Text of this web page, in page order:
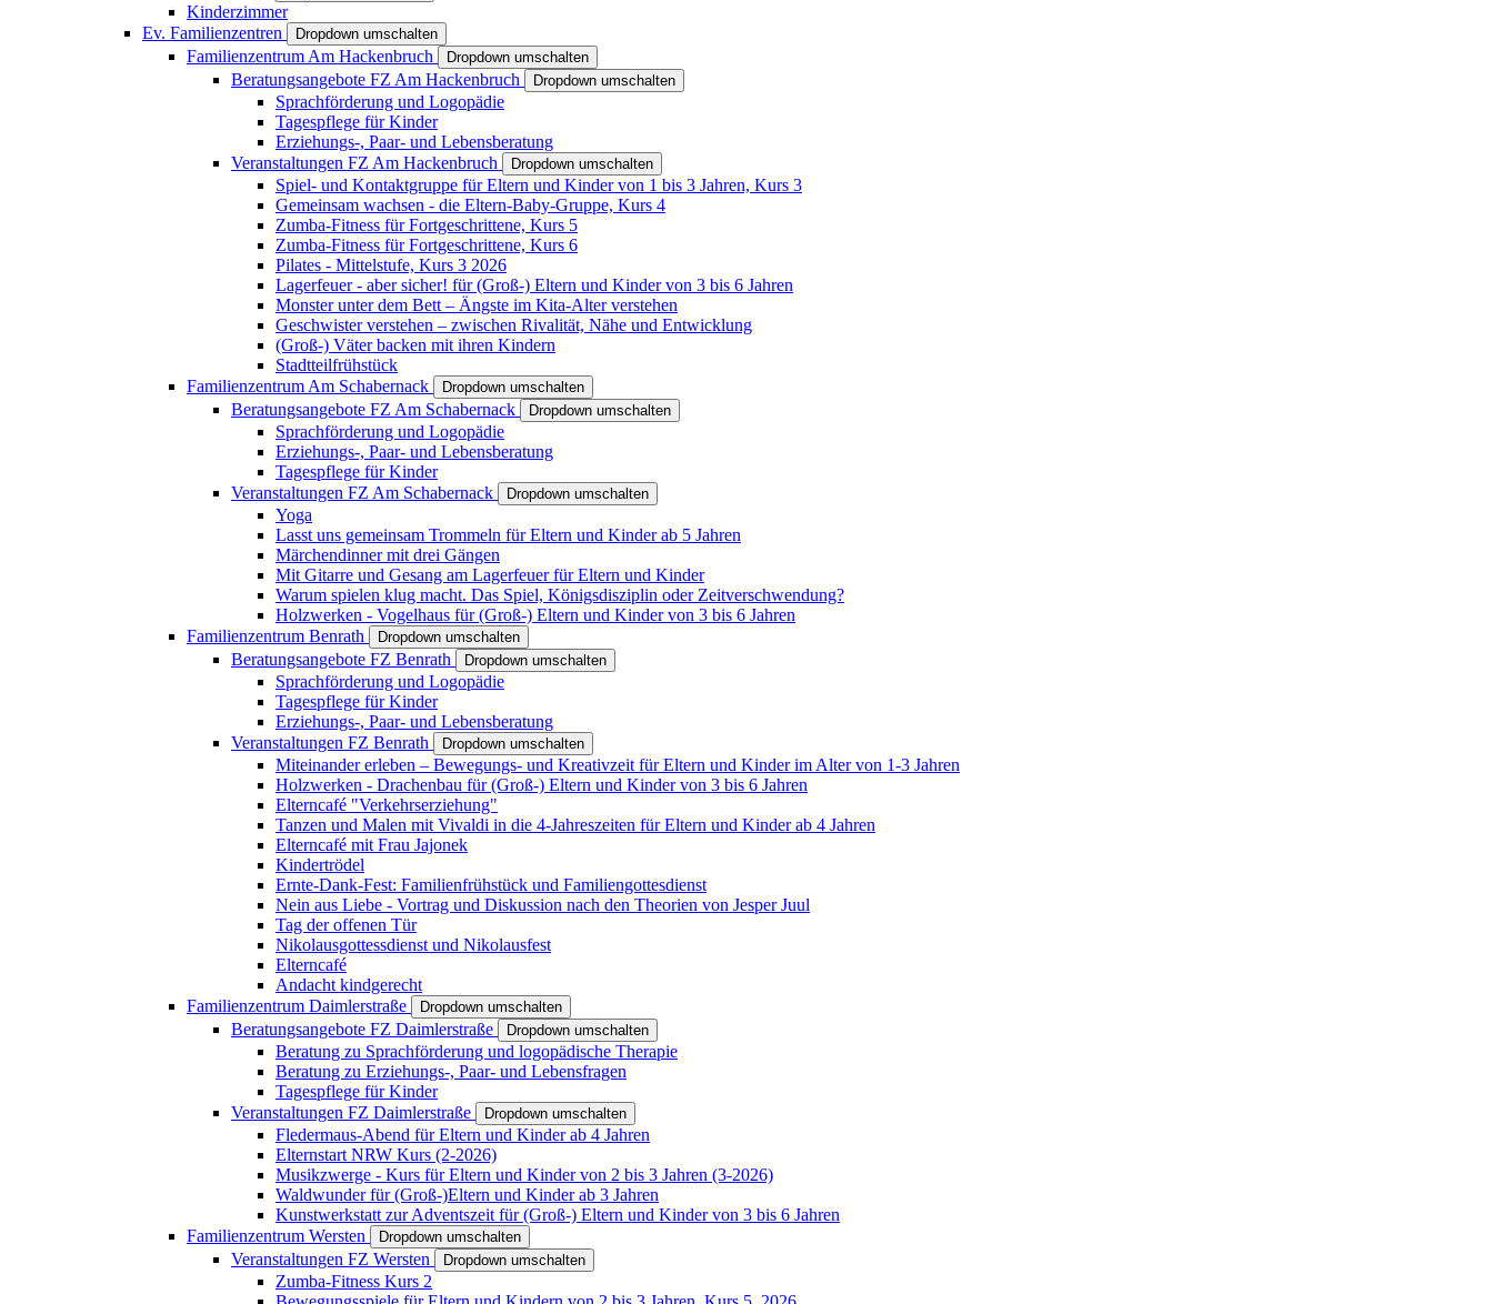
Kinderzimmer
Ev. Familienzentren
Dropdown umschalten
Familienzentrum Am Hackenbruch Dropdown umschalten
Beratungsangebote FZ Am Hackenbruch Dropdown umschalten
Sprachförderung und Logopädie
Tagespflege für Kinder
Erziehungs-, Paar- und Lebensberatung
Veranstaltungen FZ Am Hackenbruch
Dropdown umschalten
Spiel- und Kontaktgruppe für Eltern und Kinder von 1 bis 3 Jahren, Kurs 3
Gemeinsam wachsen - die Eltern-Baby-Gruppe, Kurs 4
Zumba-Fitness für Fortgeschrittene, Kurs 5
Zumba-Fitness für Fortgeschrittene, Kurs 6
Pilates - Mittelstufe, Kurs 3 2026
Lagerfeuer - aber sicher! für (Groß-) Eltern und Kinder von 3 bis 6 Jahren
Monster unter dem Bett – Ängste im Kita-Alter verstehen
Geschwister verstehen – zwischen Rivalität, Nähe und Entwicklung
(Groß-) Väter backen mit ihren Kindern
Stadtteilfrühstück
Familienzentrum Am Schabernack
Dropdown umschalten
Beratungsangebote FZ Am Schabernack Dropdown umschalten
Sprachförderung und Logopädie
Erziehungs-, Paar- und Lebensberatung
Tagespflege für Kinder
Veranstaltungen FZ Am Schabernack
Dropdown umschalten
Yoga
Lasst uns gemeinsam Trommeln für Eltern und Kinder ab 5 Jahren
Märchendinner mit drei Gängen
Mit Gitarre und Gesang am Lagerfeuer für Eltern und Kinder
Warum spielen klug macht. Das Spiel, Königsdisziplin oder Zeitverschwendung?
Holzwerken - Vogelhaus für (Groß-) Eltern und Kinder von 3 bis 6 Jahren
Familienzentrum Benrath
Dropdown umschalten
Beratungsangebote FZ Benrath Dropdown umschalten
Sprachförderung und Logopädie
Tagespflege für Kinder
Erziehungs-, Paar- und Lebensberatung
Veranstaltungen FZ Benrath
Dropdown umschalten
Miteinander erleben – Bewegungs- und Kreativzeit für Eltern und Kinder im Alter von 1-3 Jahren
Holzwerken - Drachenbau für (Groß-) Eltern und Kinder von 3 bis 6 Jahren
Elterncafé "Verkehrserziehung"
Tanzen und Malen mit Vivaldi in die 4-Jahreszeiten für Eltern und Kinder ab 4 Jahren
Elterncafé mit Frau Jajonek
Kindertrödel
Ernte-Dank-Fest: Familienfrühstück und Familiengottesdienst
Nein aus Liebe - Vortrag und Diskussion nach den Theorien von Jesper Juul
Tag der offenen Tür
Nikolausgottessdienst und Nikolausfest
Elterncafé
Andacht kindgerecht
Familienzentrum Daimlerstraße
Dropdown umschalten
Beratungsangebote FZ Daimlerstraße Dropdown umschalten
Beratung zu Sprachförderung und logopädische Therapie
Beratung zu Erziehungs-, Paar- und Lebensfragen
Tagespflege für Kinder
Veranstaltungen FZ Daimlerstraße
Dropdown umschalten
Fledermaus-Abend für Eltern und Kinder ab 4 Jahren
Elternstart NRW Kurs (2-2026)
Musikzwerge - Kurs für Eltern und Kinder von 2 bis 3 Jahren (3-2026)
Waldwunder für (Groß-)Eltern und Kinder ab 3 Jahren
Kunstwerkstatt zur Adventszeit für (Groß-) Eltern und Kinder von 3 bis 6 Jahren
Familienzentrum Wersten
Dropdown umschalten
Veranstaltungen FZ Wersten Dropdown umschalten
Zumba-Fitness Kurs 2